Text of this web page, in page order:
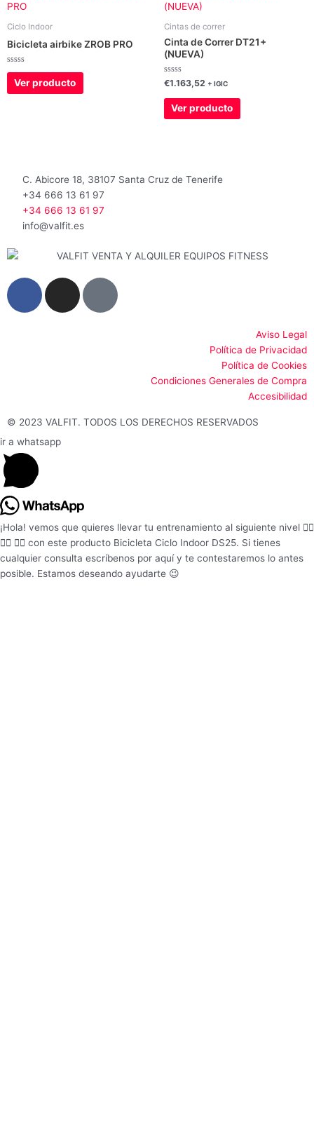
Ciclo Indoor
Bicicleta airbike ZROB PRO
Valorado
con
de
Ver producto
Cintas de correr
Cinta de Correr DT21+
(NUEVA)
Valorado
con
0
de
€1.163,52 + IGIC
Ver producto
C. Abicore 18, 38107 Santa Cruz de Tenerife
+34 666 13 61 97
+34 666 13 61 97
info@valfit.es
F
-
f
I
m
G
Aviso Legal
Política de Privacidad
Política de Cookies
Condiciones Generales de Compra
Accesibilidad
© 2023 VALFIT. TODOS LOS DERECHOS RESERVADOS
ir a whatsapp
¡Hola! vemos que quieres llevar tu entrenamiento al siguiente nivel 🏋️‍♂️
🏋️‍♂️ 🏋️‍♂️ con este producto Bicicleta Ciclo Indoor DS25. Si tienes
cualquier consulta escríbenos por aquí y te contestaremos lo antes
posible. Estamos deseando ayudarte 😉